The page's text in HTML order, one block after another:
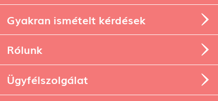
Gyakran ismételt kérdések
Rólunk
Ügyfélszolgálat